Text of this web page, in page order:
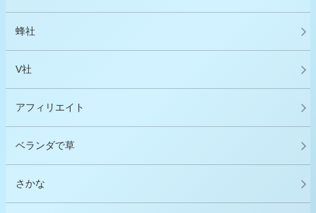
蜂社
V社
アフィリエイト
ベランダで草
さかな